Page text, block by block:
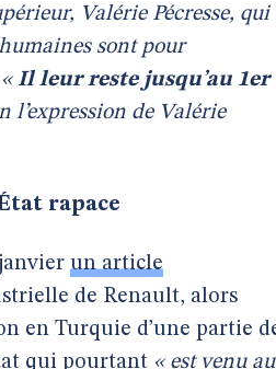
Valérie Pécresse, qui
sont pour
«Il leur reste jusqu’au 1er
l’expression de Valérie
rapace
un article
de Renault, alors
en Turquie d’une partie
qui pourtant « est venu au